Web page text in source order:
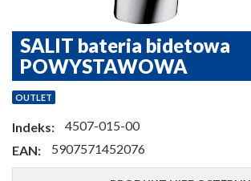
SALIT bateria bidetowa
POWYSTAWOWA
OUTLET
Indeks:
4507-015-00
EAN:
5907571452076